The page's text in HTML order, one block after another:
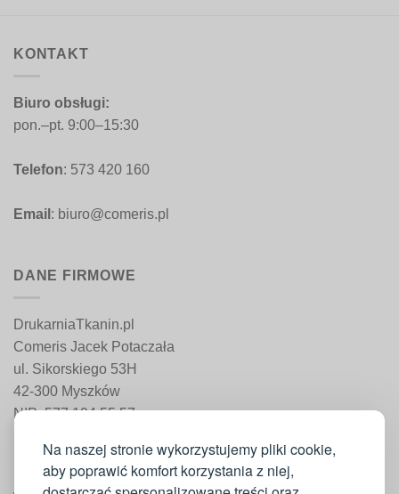
Na naszej stronie wykorzystujemy pliki cookie,
aby poprawić komfort korzystania z niej,
KONTAKT
Biuro obsługi:
pon.–pt. 9:00–15:30
Telefon: 573 420 160
Email : biuro@comeris.pl
DANE FIRMOWE
DrukarniaTkanin.pl
Comeris Jacek Potaczała
ul. Sikorskiego 53H
42-300 Myszków
NIP: 577 194 55 57